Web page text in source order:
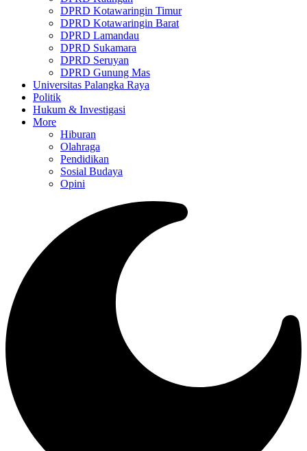
DPRD Kotawaringin Timur
DPRD Kotawaringin Barat
DPRD Lamandau
DPRD Sukamara
DPRD Seruyan
DPRD Gunung Mas
Universitas Palangka Raya
Politik
Hukum & Investigasi
More
Hiburan
Olahraga
Pendidikan
Sosial Budaya
Opini